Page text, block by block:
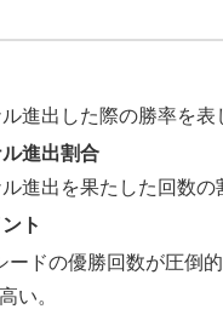
進出した際の勝率を表
進出割合
進出を果たした回数の
ト
ードの優勝回数が圧倒
い。